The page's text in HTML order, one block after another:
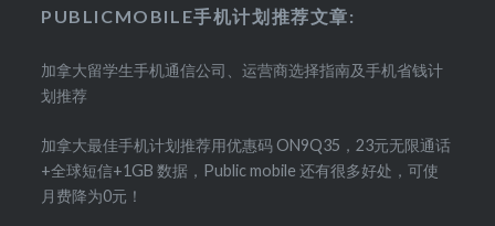
PUBLICMOBILE手机计划推荐文章:
加拿大留学生手机通信公司、运营商选择指南及手机省钱计
划推荐
加拿大最佳手机计划推荐用优惠码 ON9Q35，23元无限通话
+全球短信+1GB 数据，Public mobile 还有很多好处，可使
月费降为0元！